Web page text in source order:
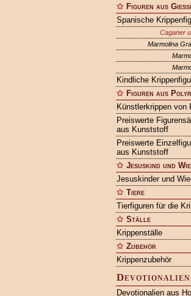
Figuren aus
Spanische
Caganer
Marmolina
Kindliche
Figuren aus
Künstlerkrippen von
Preiswerte
aus Kunststoff
Preiswerte
aus Kunststoff
Jesuskind und
Jesuskinder und
Tiere
Tierfiguren für die
Ställe
Krippenställe
Zubehör
Krippenzubehör
Devotionalien
Devotionalien aus